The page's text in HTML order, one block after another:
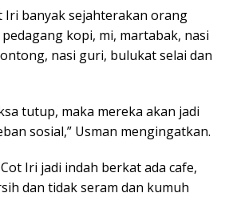
Iri banyak sejahterakan orang
kopi, mi, martabak, nasi
nasi guri, bulukat selai dan
tutup, maka mereka akan jadi
sosial,” Usman mengingatkan.
Iri jadi indah berkat ada cafe,
dan tidak seram dan kumuh